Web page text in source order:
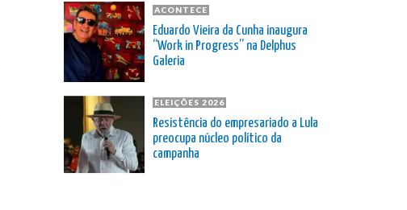
ACONTECE
Eduardo Vieira da Cunha inaugura
“Work in Progress” na Delphus
Galeria
ELEIÇÕES 2026
Resistência do empresariado a Lula
preocupa núcleo político da
campanha